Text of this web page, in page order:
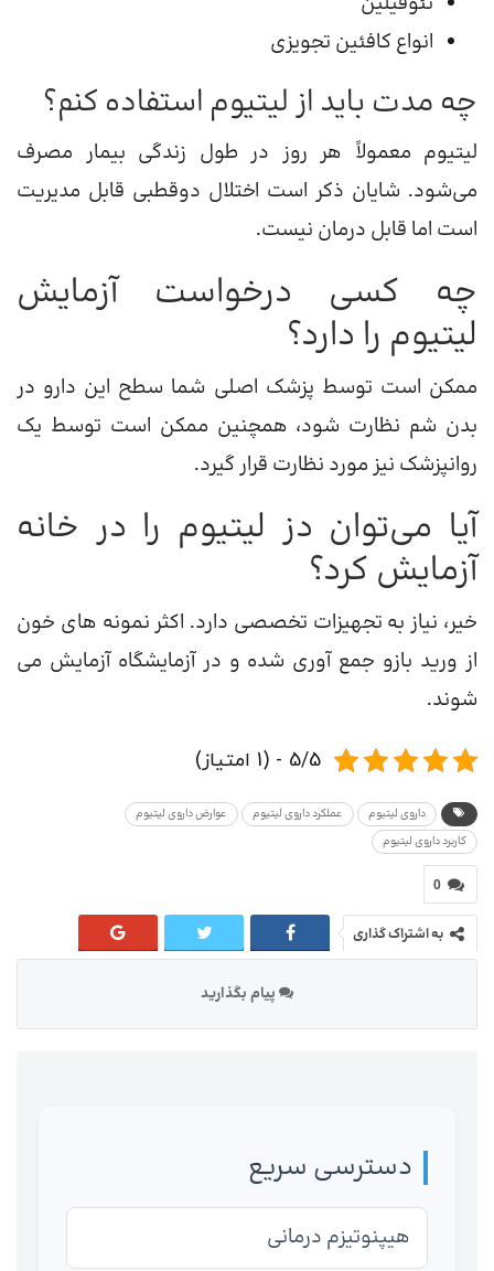
انواع کافئین تجویزی
چه مدت باید از لیتیوم استفاده کنم؟
لیتیوم معمولاً هر روز در طول زندگی بیمار مصرف
می‌شود. شایان ذکر است اختلال دوقطبی قابل مدیریت
است اما قابل درمان نیست.
چه کسی درخواست آزمایش
لیتیوم را دارد؟
ممکن است توسط پزشک اصلی شما سطح این دارو در
بدن شم نظارت شود، همچنین ممکن است توسط یک
روانپزشک نیز مورد نظارت قرار گیرد.
آیا می‌توان دز لیتیوم را در خانه
آزمایش کرد؟
خیر، نیاز به تجهیزات تخصصی دارد. اکثر نمونه های خون
از ورید بازو جمع آوری شده و در آزمایشگاه آزمایش می
شوند.
5/5 - (1 امتیاز)
داروی لیتیوم عملکرد داروی لیتیوم
عوارض داروی لیتیوم
کاربرد داروی لیتیوم
0
به اشتراک گذاری
پیام بگذارید
دسترسی سریع
هیپنوتیزم درمانی